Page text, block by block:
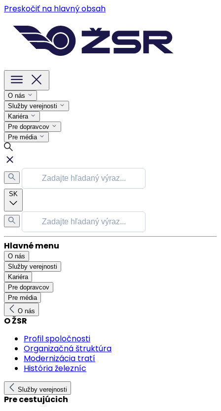
Preskočiť na hlavný obsah
O nás
Služby verejnosti
Kariéra
Pre dopravcov
Pre média
SK
Hlavné menu
O nás
Služby verejnosti
Kariéra
Pre dopravcov
Pre média
O nás
O ŽSR
Profil spoločnosti
Organizačná štruktúra
Modernizácia tratí
História železníc
Služby verejnosti
Pre cestujúcich